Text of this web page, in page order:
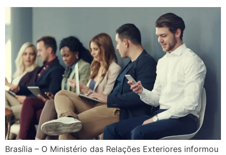
Brasília – O Ministério das Relações Exteriores informou